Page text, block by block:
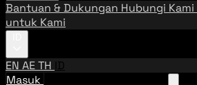
Bantuan & Dukungan Hubungi Kami
untuk Kami
EN AETH ID
Masuk